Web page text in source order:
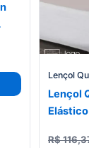
atual
R$ 200,45.
Lençol
Lençol
R$